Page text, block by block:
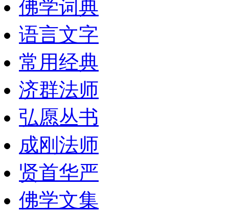
佛学词典
语言文字
常用经典
济群法师
弘愿丛书
成刚法师
贤首华严
佛学文集